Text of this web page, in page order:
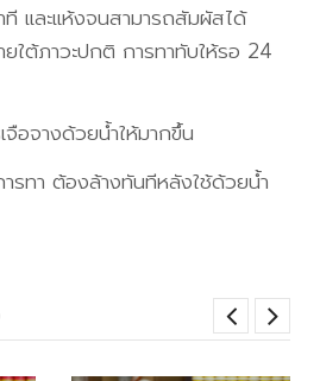
ที และแห้งจนสามารถสัมผัสได้
ใต้ภาวะปกติ การทาทับให้รอ 24
อจางด้วยน้ำให้มากขึ้น
รทา ต้องล้างทันทีหลังใช้ด้วยน้ำ